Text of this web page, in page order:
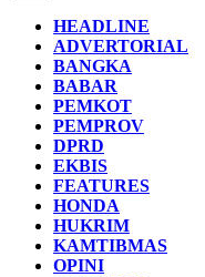
HEADLINE
ADVERTORIAL
BANGKA
BABAR
PEMKOT
PEMPROV
DPRD
EKBIS
FEATURES
HONDA
HUKRIM
KAMTIBMAS
OPINI